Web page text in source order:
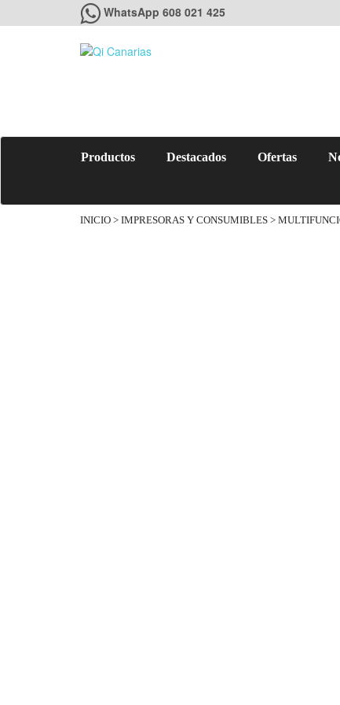
WhatsApp 608 021 425
Productos Destacados Ofertas
INICIO > IMPRESORAS Y CONSUMIBLES >